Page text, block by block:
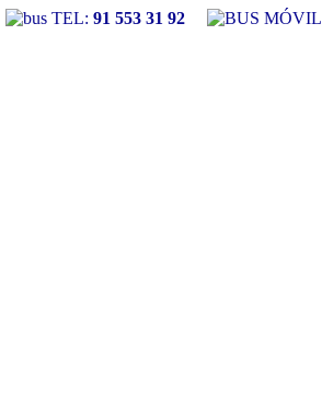
TEL: 91 553 31 92 MÓVIL